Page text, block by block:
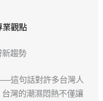
觀點
趨勢
這句話對許多台灣人
灣的潮濕悶熱不僅讓